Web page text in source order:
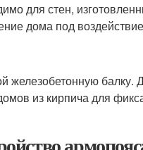
для стен,
дома под
железобетонную балку.
из кирпича для